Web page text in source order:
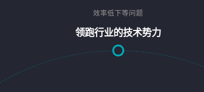
效率低下等问题
领跑行业的技术势力